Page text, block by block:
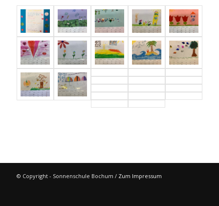
© Copyright - Sonnenschule Bochum / Zum Impressum